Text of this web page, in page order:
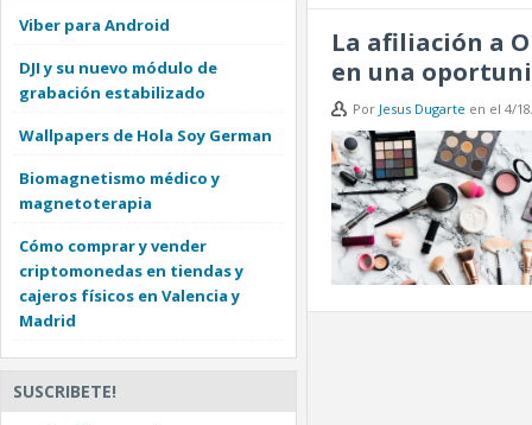
La afiliación a
en una
Por Jesus Dugarte en el 4/
Viber para Android
DJI y su nuevo módulo de
grabación estabilizado
Wallpapers de Hola Soy German
Biomagnetismo médico y
magnetoterapia
Cómo comprar y vender
criptomonedas en tiendas y
cajeros físicos en Valencia y
Madrid
SUSCRIBETE!